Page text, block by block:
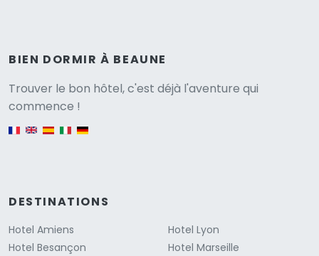
BIEN DORMIR À BEAUNE
Trouver le bon hôtel, c'est déjà l'aventure qui
commence !
English version
DESTINATIONS
Hotel Amiens
Hotel Besançon
Hotel Lyon
Hotel Marseille